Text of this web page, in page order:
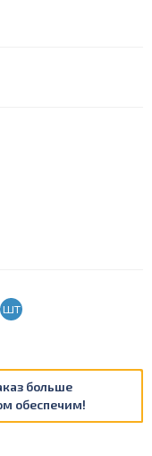
шт
больше
обеспечим!